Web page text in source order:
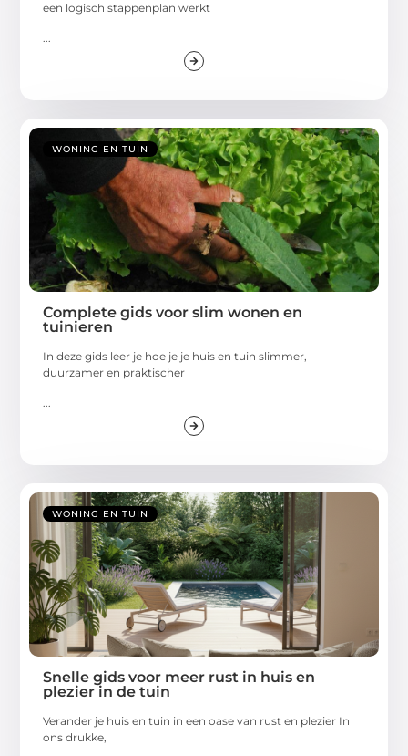
een logisch stappenplan werkt
WONING EN TUIN
Complete gids voor slim wonen en
tuinieren
In deze gids leer je hoe je je huis en tuin slimmer,
duurzamer en praktischer
WONING EN TUIN
Snelle gids voor meer rust in huis en
plezier in de tuin
Verander je huis en tuin in een oase van rust en plezier In
ons drukke,